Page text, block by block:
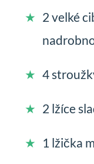
2 velké
4
2 lžíce
1 lžička